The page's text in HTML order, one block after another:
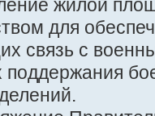
жилой
для
связь с
поддержания